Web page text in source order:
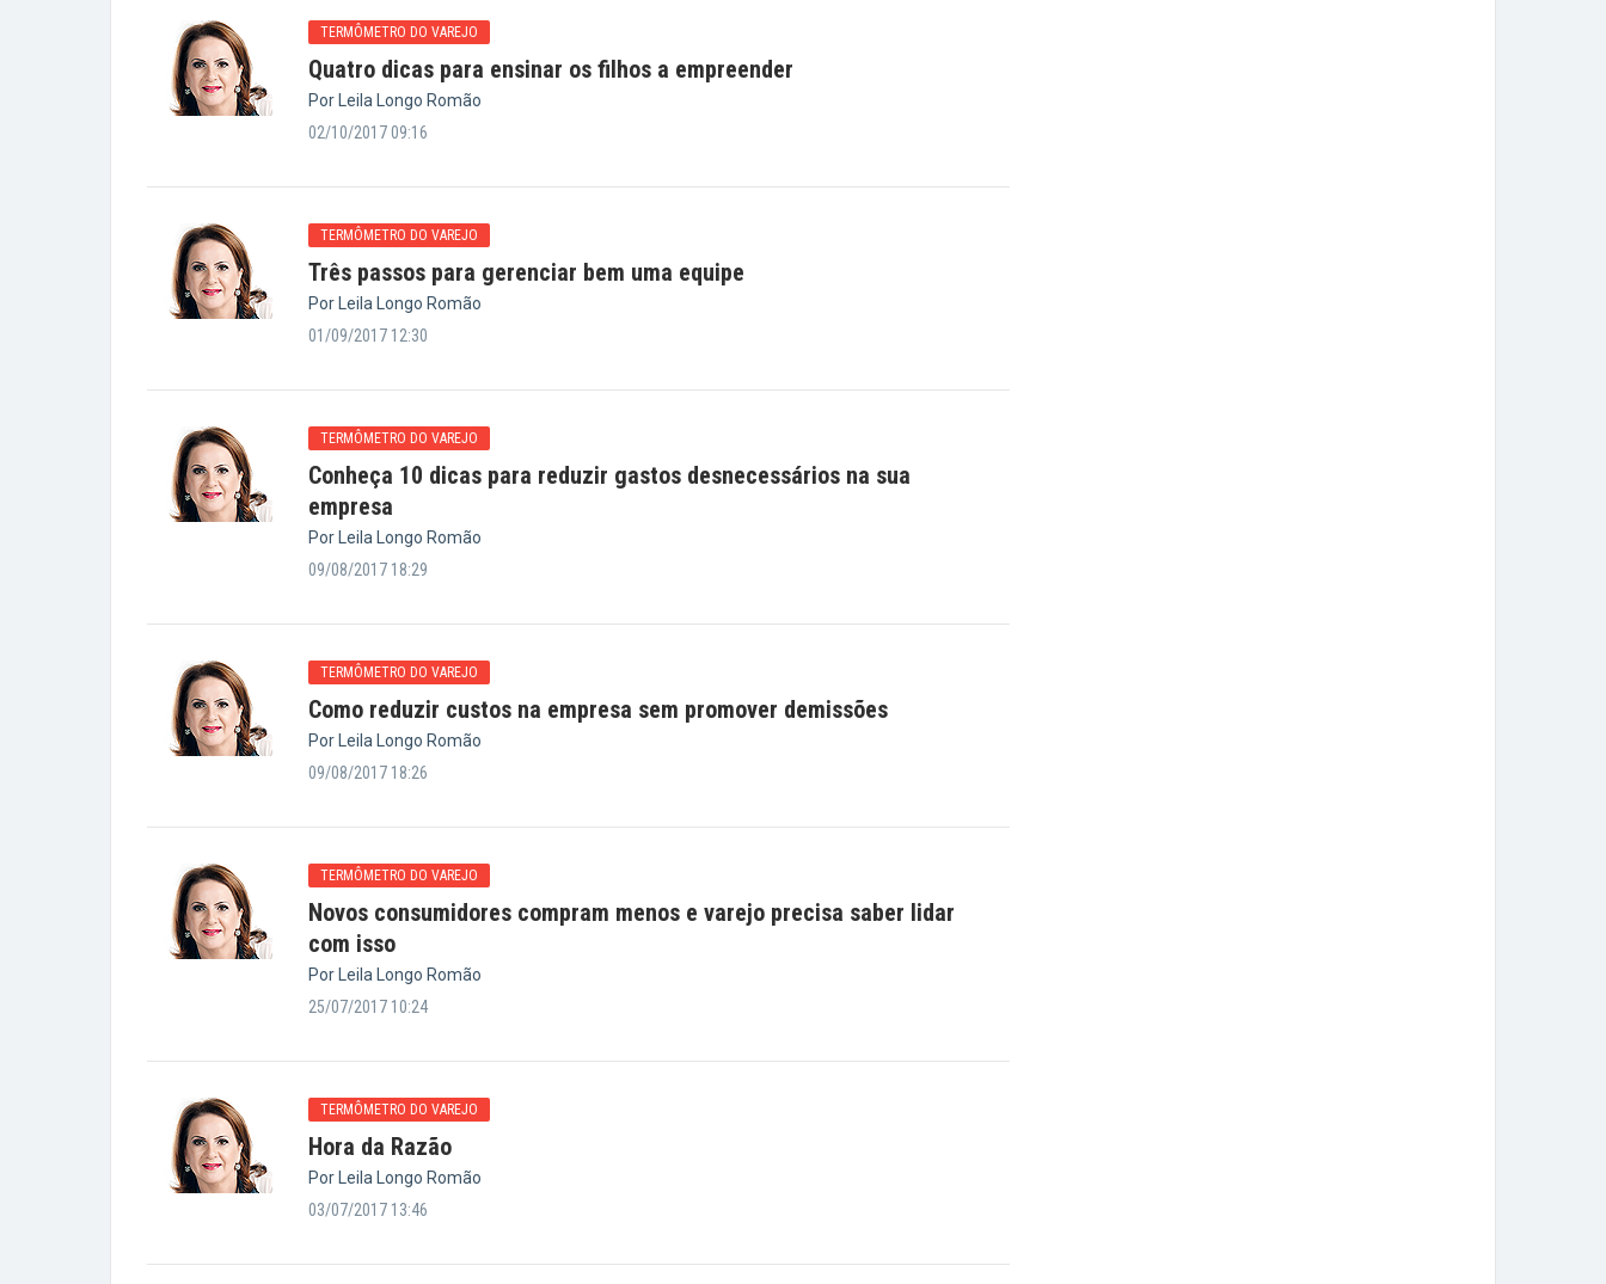
TERMÔMETRO DO VAREJO
Quatro dicas para ensinar os filhos a empreender
Por Leila Longo Romão
02/10/2017 09:16
TERMÔMETRO DO VAREJO
Três passos para gerenciar bem uma equipe
Por Leila Longo Romão
01/09/2017 12:30
TERMÔMETRO DO VAREJO
Conheça 10 dicas para reduzir gastos desnecessários na sua
empresa
Por Leila Longo Romão
09/08/2017 18:29
TERMÔMETRO DO VAREJO
Como reduzir custos na empresa sem promover demissões
Por Leila Longo Romão
09/08/2017 18:26
TERMÔMETRO DO VAREJO
Novos consumidores compram menos e varejo precisa saber lidar
com isso
Por Leila Longo Romão
25/07/2017 10:24
TERMÔMETRO DO VAREJO
Hora da Razão
Por Leila Longo Romão
03/07/2017 13:46